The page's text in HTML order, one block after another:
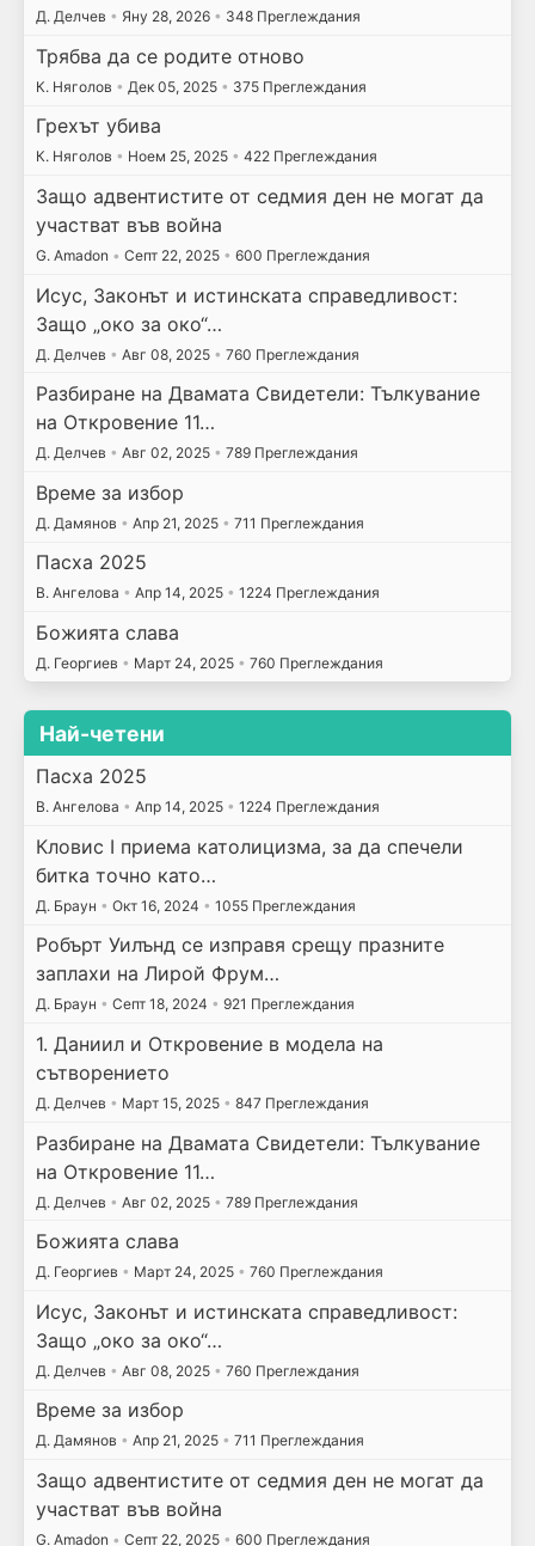
Д. Делчев • Яну 28, 2026 • 348 Преглеждания
Трябва да се родите отново
К. Няголов • Дек 05, 2025 • 375 Преглеждания
Грехът убива
К. Няголов • Ноем 25, 2025 • 422 Преглеждания
Защо адвентистите от седмия ден не могат да
участват във война
G. Amadon • Септ 22, 2025 • 600 Преглеждания
Исус, Законът и истинската справедливост:
Защо „око за око“…
Д. Делчев • Авг 08, 2025 • 760 Преглеждания
Разбиране на Двамата Свидетели: Тълкувание
на Откровение 11…
Д. Делчев • Авг 02, 2025 • 789 Преглеждания
Време за избор
Д. Дамянов • Апр 21, 2025 • 711 Преглеждания
Пасха 2025
В. Ангелова • Апр 14, 2025 • 1224 Преглеждания
Божията слава
Д. Георгиев • Март 24, 2025 • 760 Преглеждания
Най-четени
Пасха 2025
В. Ангелова • Апр 14, 2025 • 1224 Преглеждания
Кловис I приема католицизма, за да спечели
битка точно като…
Д. Браун • Окт 16, 2024 • 1055 Преглеждания
Робърт Уилънд се изправя срещу празните
заплахи на Лирой Фрум…
Д. Браун • Септ 18, 2024 • 921 Преглеждания
1. Даниил и Откровение в модела на
сътворението
Д. Делчев • Март 15, 2025 • 847 Преглеждания
Разбиране на Двамата Свидетели: Тълкувание
на Откровение 11…
Д. Делчев • Авг 02, 2025 • 789 Преглеждания
Божията слава
Д. Георгиев • Март 24, 2025 • 760 Преглеждания
Исус, Законът и истинската справедливост:
Защо „око за око“…
Д. Делчев • Авг 08, 2025 • 760 Преглеждания
Време за избор
Д. Дамянов • Апр 21, 2025 • 711 Преглеждания
Защо адвентистите от седмия ден не могат да
участват във война
G. Amadon • Септ 22, 2025 • 600 Преглеждания